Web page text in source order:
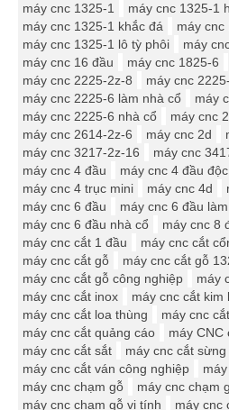
máy cnc 1325-1
máy cnc 1325-1
máy cnc 1325-1 khắc đá
máy cnc
máy cnc 1325-1 lô tỳ phôi
máy
máy cnc 16 đầu
máy cnc 1825-6
máy cnc 2225-2z-8
máy cnc
máy cnc 2225-6 làm nhà cổ
máy
máy cnc 2225-6 nhà cổ
máy cnc
máy cnc 2614-2z-6
máy cnc 2d
máy cnc 3217-2z-16
máy cnc
máy cnc 4 đầu
máy cnc 4 đầu
máy cnc 4 trục mini
máy cnc 4d
máy cnc 6 đầu
máy cnc 6 đầu
máy cnc 6 đầu nhà cổ
máy cnc 8
máy cnc cắt 1 đầu
máy cnc cắt
máy cnc cắt gỗ
máy cnc cắt gỗ
máy cnc cắt gỗ công nghiệp
máy
máy cnc cắt inox
máy cnc cắt kim
máy cnc cắt loa thùng
máy cnc
máy cnc cắt quảng cáo
máy CNC
máy cnc cắt sắt
máy cnc cắt sừng
máy cnc cắt ván công nghiệp
máy cnc chạm gỗ
máy cnc chạm
máy cnc chạm gỗ vi tính
máy cnc